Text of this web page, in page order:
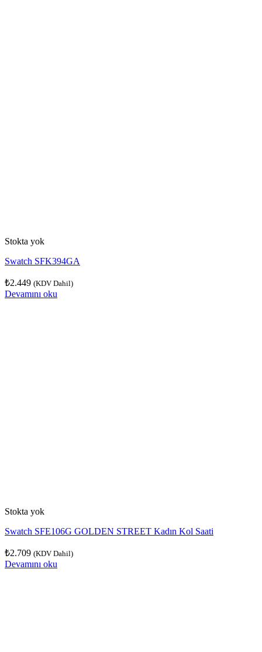
Stokta yok
Swatch SFK394GA
₺2.449 (KDV Dahil)
Devamını oku
Stokta yok
Swatch SFE106G GOLDEN STREET Kadın Kol Saati
₺2.709 (KDV Dahil)
Devamını oku